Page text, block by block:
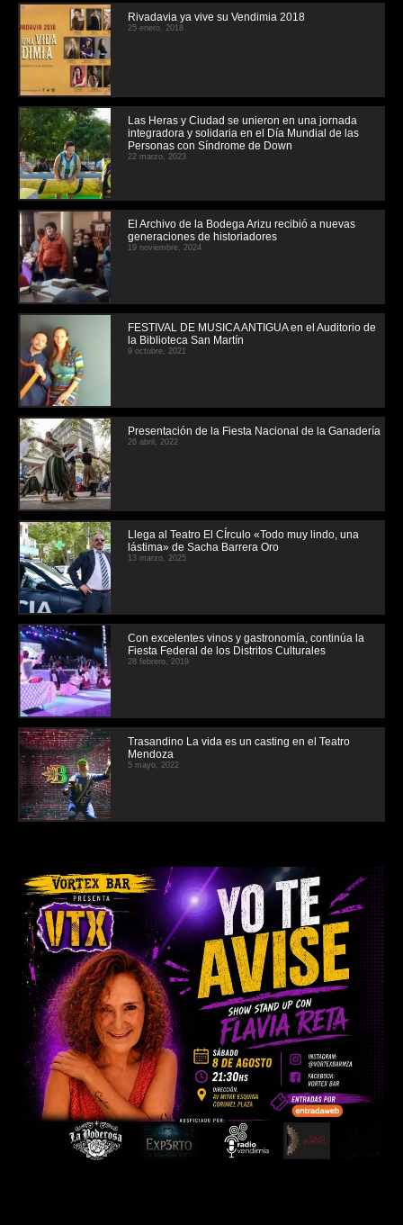
Rivadavia ya vive su Vendimia 2018
25 enero, 2018
Las Heras y Ciudad se unieron en una jornada
integradora y solidaria en el Día Mundial de las
Personas con Síndrome de Down
22 marzo, 2023
El Archivo de la Bodega Arizu recibió a nuevas
generaciones de historiadores
19 noviembre, 2024
FESTIVAL DE MUSICA ANTIGUA en el Auditorio de
la Biblioteca San Martín
9 octubre, 2021
Presentación de la Fiesta Nacional de la Ganadería
26 abril, 2022
Llega al Teatro El CÍrculo «Todo muy lindo, una
lástima» de Sacha Barrera Oro
13 marzo, 2025
Con excelentes vinos y gastronomía, continúa la
Fiesta Federal de los Distritos Culturales
28 febrero, 2019
Trasandino La vida es un casting en el Teatro
Mendoza
5 mayo, 2022